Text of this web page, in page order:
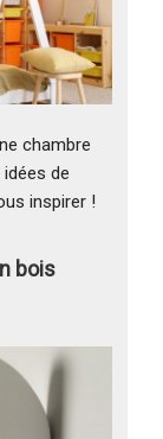
chambre
de
inspirer !
bois